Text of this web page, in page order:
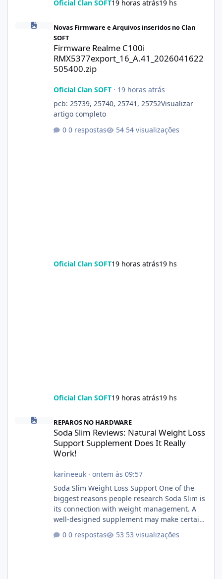
Oficial Clan SOFT19 horas atrás19 hs
Firmware Realme C100i
Novas Firmware e Arquivos inseridos no Clan
SOFT
Firmware Realme C100i
RMX5377export_16_A.41_2026041622
505400.zip
Oficial Clan SOFT· 19 horas atrás
pcb: 25739, 25740, 25741, 25752Visualizar
artigo completo
0 respostas
54 visualizações
Oficial Clan SOFT19 horas atrás19 hs
Oficial Clan SOFT19 horas atrás19 hs
REPAROS NO HARDWARE
Soda Slim Reviews: Natural Weight Loss
Support Supplement Does It Really
Work!
karineeuk· ontem às 09:57
Soda Slim Weight Loss Support One of the
biggest reasons people research Soda Slim is
its connection with weight management. A
well-designed supplement may make certain
maintain, depending on its ingredients and
0 respostas 53 visualizações